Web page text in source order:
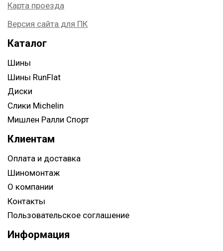
Карта проезда
Версия сайта для ПК
Каталог
Шины
Шины RunFlat
Диски
Слики Michelin
Мишлен Ралли Спорт
Клиентам
Оплата и доставка
Шиномонтаж
О компании
Контакты
Пользовательское соглашение
Информация